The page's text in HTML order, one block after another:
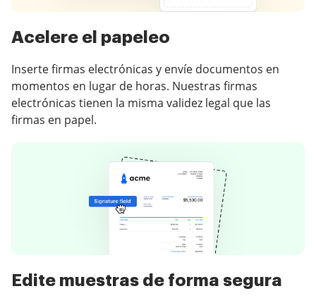
Acelere el papeleo
Inserte firmas electrónicas y envíe documentos en
momentos en lugar de horas. Nuestras firmas
electrónicas tienen la misma validez legal que las
firmas en papel.
Edite muestras de forma segura